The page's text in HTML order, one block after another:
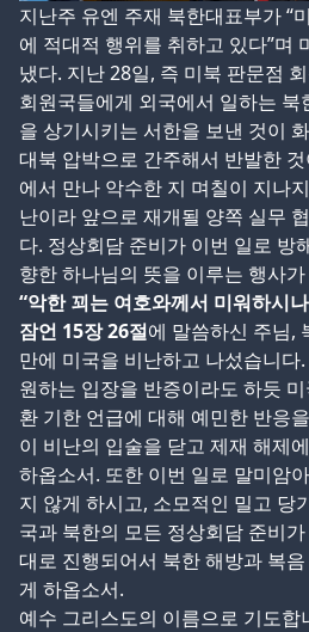
지난주 유엔 주재 북한대표부가 “
에 적대적 행위를 취하고 있다”며
냈다. 지난 28일, 즉 미북 판문점
회원국들에게 외국에서 일하는 북
을 상기시키는 서한을 보낸 것이
대북 압박으로 간주해서 반발한
에서 만나 악수한 지 며칠이 지나
난이라 앞으로 재개될 양쪽 실무
다. 정상회담 준비가 이번 일로 방
향한 하나님의 뜻을 이루는 행사
“악한 꾀는 여호와께서 미워하시
잠언 15장 26절에 말씀하신 주님,
만에 미국을 비난하고 나섰습니다
원하는 입장을 반증이라도 하듯
환 기한 언급에 대해 예민한 반응
이 비난의 입술을 닫고 제재 해제
하옵소서. 또한 이번 일로 말미암
지 않게 하시고, 소모적인 밀고 당
국과 북한의 모든 정상회담 준비
대로 진행되어서 북한 해방과 복
게 하옵소서.
예수 그리스도의 이름으로 기도합